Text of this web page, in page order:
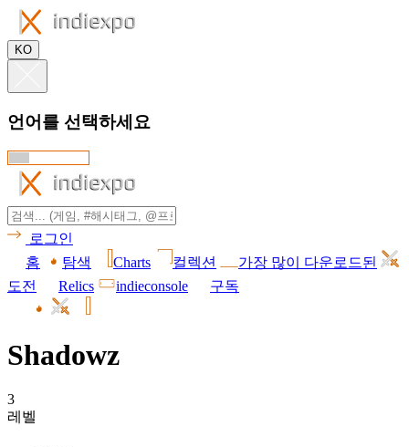
KO
언어를 선택하세요
로그인
홈
탐색 Charts 컬렉션
가장 많이 다운로드된
도전
Relics indieconsole 구독
Shadowz
3
레벨